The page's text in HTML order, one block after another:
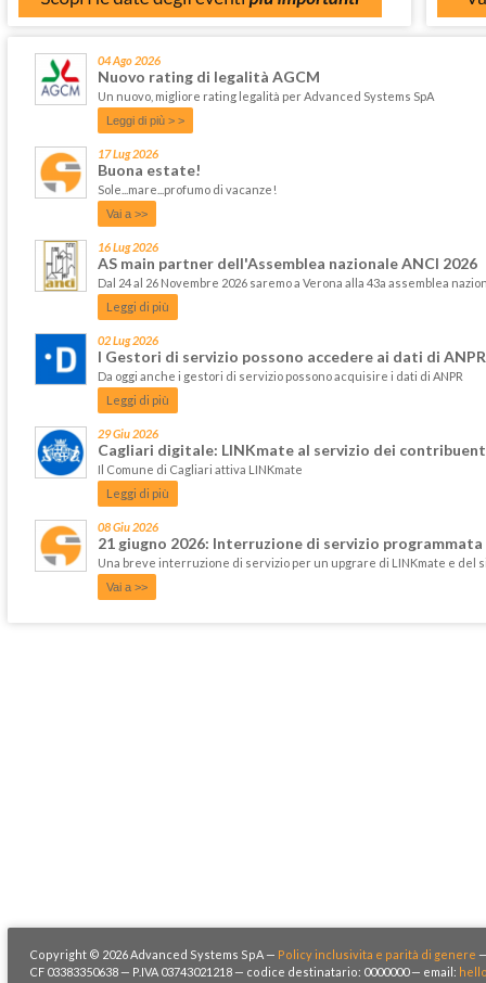
04 Ago 2026
Nuovo rating di legalità AGCM
Un nuovo, migliore rating legalità per Advanced Systems SpA
Leggi di più > >
17 Lug 2026
Buona estate!
Sole...mare...profumo di vacanze!
Vai a >>
16 Lug 2026
AS main partner dell'Assemblea nazionale ANCI 2026
Dal 24 al 26 Novembre 2026 saremo a Verona alla 43a assemblea
Leggi di più
02 Lug 2026
I Gestori di servizio possono accedere ai dati di ANPR
Da oggi anche i gestori di servizio possono acquisire i dati di ANPR
Leggi di più
29 Giu 2026
Cagliari digitale: LINKmate al servizio dei
Il Comune di Cagliari attiva LINKmate
Leggi di più
08 Giu 2026
21 giugno 2026: Interruzione di servizio programmata
Una breve interruzione di servizio per un upgrare di LINKmate e del
Vai a >>
Copyright © 2026 Advanced Systems SpA — Policy inclusivita e parità di genere
CF 03383350638 — P.IVA 03743021218 — codice destinatario: 0000000 — email: